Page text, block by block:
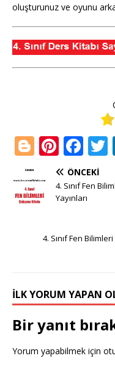
oluşturunuz ve oyunu
Bl
g
g
Pi
n
te
r
st
F
a
c
e
o
ÖNCEKI
4. Sınıf Fen
Yayınları
4. Sınıf Fen
İLK YORUM YAPAN
Bir yanıt
Yorum yapabilmek için